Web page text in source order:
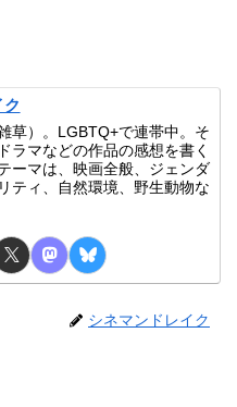
草）。LGBTQ+で連帯中。そ
ラマなどの作品の感想を書く
ーマは、映画全般、ジェンダ
ティ、自然環境、野生動物な
シネマンドレイク